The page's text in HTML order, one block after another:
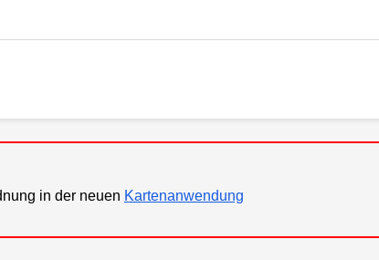
in der neuen Kartenanwendung